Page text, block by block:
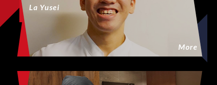
La Yusei
More